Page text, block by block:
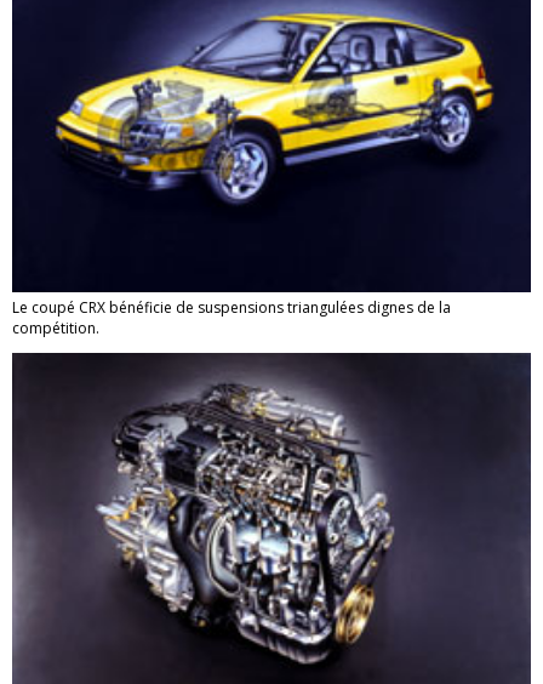
Le coupé CRX bénéficie de suspensions triangulées dignes de la
compétition.